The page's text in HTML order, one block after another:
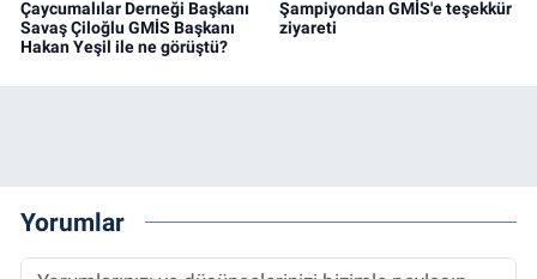
Çaycumalılar Derneği Başkanı
Savaş Çiloğlu GMİS Başkanı
Hakan Yeşil ile ne görüştü?
Şampiyondan GMİS'e teşekkür
ziyareti
Yorumlar